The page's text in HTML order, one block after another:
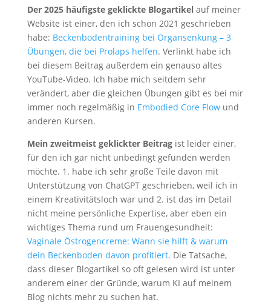
Der 2025 häufigste geklickte Blogartikel auf meiner
Website ist einer, den ich schon 2021 geschrieben
habe: Beckenbodentraining bei Organsenkung – 3
Übungen, die bei Prolaps helfen. Verlinkt habe ich
bei diesem Beitrag außerdem ein genauso altes
YouTube-Video. Ich habe mich seitdem sehr
verändert, aber die gleichen Übungen gibt es bei mir
immer noch regelmäßig in Embodied Core Flowund
anderen Kursen.
Mein zweitmeist geklickter Beitragist leider einer,
für den ich gar nicht unbedingt gefunden werden
möchte. 1. habe ich sehr große Teile davon mit
Unterstützung von ChatGPT geschrieben, weil ich in
einem Kreativitätsloch war und 2. ist das im Detail
nicht meine persönliche Expertise, aber eben ein
wichtiges Thema rund um Frauengesundheit:
Vaginale Östrogencreme: Wann sie hilft & warum
dein Beckenboden davon profitiert. Die Tatsache,
dass dieser Blogartikel so oft gelesen wird ist unter
anderem einer der Gründe, warum KI auf meinem
Blog nichts mehr zu suchen hat.